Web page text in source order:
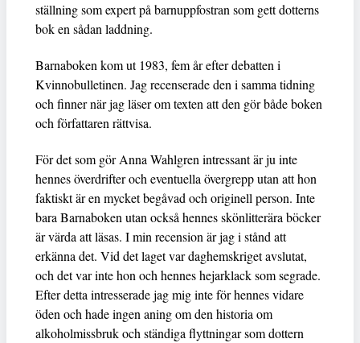
ställning som expert på barnuppfostran som gett dotterns
bok en sådan laddning.
Barnaboken kom ut 1983, fem år efter debatten i
Kvinnobulletinen. Jag recenserade den i samma tidning
och finner när jag läser om texten att den gör både boken
och författaren rättvisa.
För det som gör Anna Wahlgren intressant är ju inte
hennes överdrifter och eventuella övergrepp utan att hon
faktiskt är en mycket begåvad och originell person. Inte
bara Barnaboken utan också hennes skönlitterära böcker
är värda att läsas. I min recension är jag i stånd att
erkänna det. Vid det laget var daghemskriget avslutat,
och det var inte hon och hennes hejarklack som segrade.
Efter detta intresserade jag mig inte för hennes vidare
öden och hade ingen aning om den historia om
alkoholmissbruk och ständiga flyttningar som dottern